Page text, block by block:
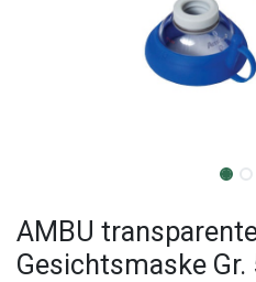
AMBU
Gesichtsmaske